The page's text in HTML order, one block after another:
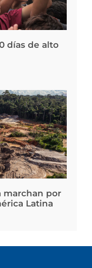
días de alto
marchan por
Latina